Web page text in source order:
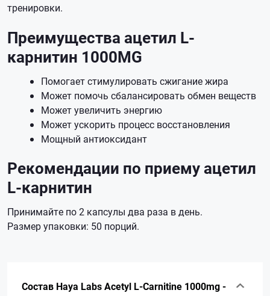
тренировки.
Преимущества ацетил L-
карнитин 1000MG
Помогает стимулировать сжигание жира
Может помочь сбалансировать обмен веществ
Может увеличить энергию
Может ускорить процесс восстановления
Мощный антиоксидант
Рекомендации по приему ацетил
L-карнитин
Принимайте по 2 капсулы два раза в день.
Размер упаковки: 50 порций.
Состав Haya Labs Acetyl L-Carnitine 1000mg -